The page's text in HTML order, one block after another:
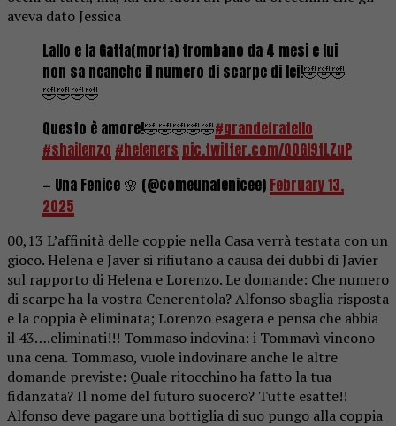
aveva dato Jessica
Lallo e la Gatta(morta) trombano da 4 mesi e lui
non sa neanche il numero di scarpe di lei!🤣🤣🤣
🤣🤣🤣🤣
Questo è amore!🤣🤣🤣🤣🤣#grandefratello
#shailenzo #heleners pic.twitter.com/Q0Gl9tLZuP
— Una Fenice 🌸 (@comeunafenicee) February 13,
2025
00,13 L’affinità delle coppie nella Casa verrà testata con un
gioco. Helena e Javer si rifiutano a causa dei dubbi di Javier
sul rapporto di Helena e Lorenzo. Le domande: Che numero
di scarpe ha la vostra Cenerentola? Alfonso sbaglia risposta
e la coppia è eliminata; Lorenzo esagera e pensa che abbia
il 43….eliminati!!! Tommaso indovina: i Tommavì vincono
una cena. Tommaso, vuole indovinare anche le altre
domande previste: Quale ritocchino ha fatto la tua
fidanzata? Il nome del futuro suocero? Tutte esatte!!
Alfonso deve pagare una bottiglia di suo pungo alla coppia